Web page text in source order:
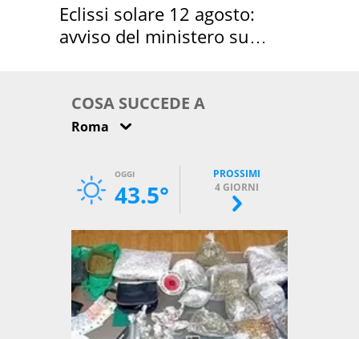
Eclissi solare 12 agosto:
avviso del ministero su